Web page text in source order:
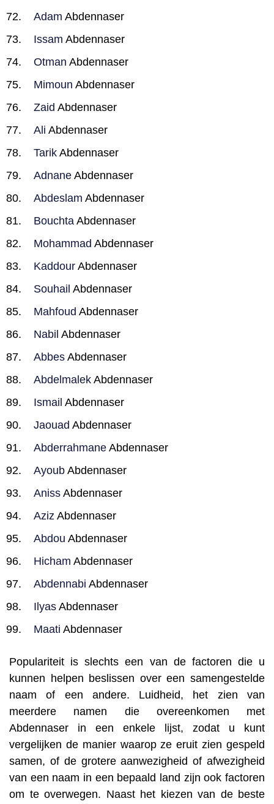
Adam Abdennaser
Issam Abdennaser
Otman Abdennaser
Mimoun Abdennaser
Zaid Abdennaser
Ali Abdennaser
Tarik Abdennaser
Adnane Abdennaser
Abdeslam Abdennaser
Bouchta Abdennaser
Mohammad Abdennaser
Kaddour Abdennaser
Souhail Abdennaser
Mahfoud Abdennaser
Nabil Abdennaser
Abbes Abdennaser
Abdelmalek Abdennaser
Ismail Abdennaser
Jaouad Abdennaser
Abderrahmane Abdennaser
Ayoub Abdennaser
Aniss Abdennaser
Aziz Abdennaser
Abdou Abdennaser
Hicham Abdennaser
Abdennabi Abdennaser
Ilyas Abdennaser
Maati Abdennaser
Populariteit is slechts een van de factoren die u
kunnen helpen beslissen over een samengestelde
naam of een andere. Luidheid, het zien van
meerdere namen die overeenkomen met
Abdennaser in een enkele lijst, zodat u kunt
vergelijken de manier waarop ze eruit zien gespeld
samen, of de grotere aanwezigheid of afwezigheid
van een naam in een bepaald land zijn ook factoren
om te overwegen. Naast het kiezen van de beste